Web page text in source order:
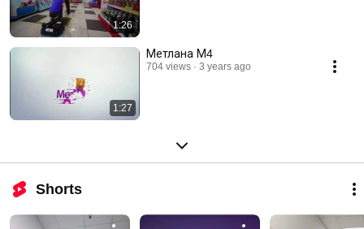
1:26
1:27
Метлана М4
704 views 3 years ago
Shorts